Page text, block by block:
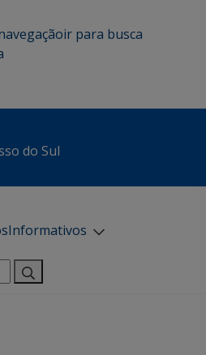
ir para busca
do Sul
Informativos